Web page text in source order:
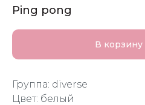
Ping pong
В корзину
Группа: diverse
Цвет: белый